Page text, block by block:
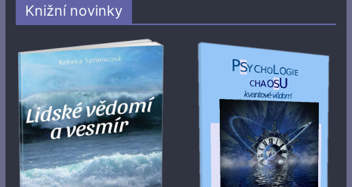
Knižní novinky